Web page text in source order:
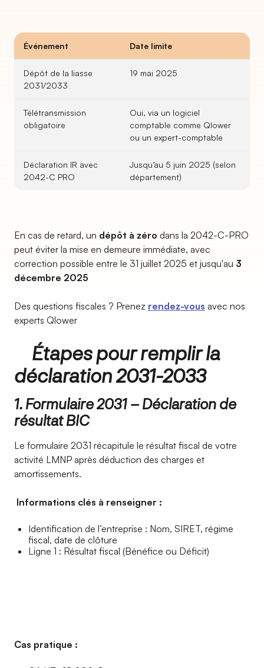
Événement Date limite
Dépôt de la liasse
2031/2033
19 mai 2025
Télétransmission
obligatoire
Oui, via un logiciel
comptable comme Qlower
ou un expert-comptable
Déclaration IR avec
2042-C PRO
Jusqu’au 5 juin 2025 (selon
département)
En cas de retard, un dépôt à zéro dans la 2042-C-PRO
peut éviter la mise en demeure immédiate, avec
correction possible entre le 31 juillet 2025 et jusqu'au 3
décembre 2025
Des questions fiscales ? Prenez rendez-vous avec nos
experts Qlower
Étapes pour remplir la
déclaration 2031-2033
1. Formulaire 2031 – Déclaration de
résultat BIC
Le formulaire 2031 récapitule le résultat fiscal de votre
activité LMNP après déduction des charges et
amortissements.
Informations clés à renseigner :
Identification de l’entreprise : Nom, SIRET, régime
fiscal, date de clôture
Ligne 1 : Résultat fiscal (Bénéfice ou Déficit)
Cas pratique :